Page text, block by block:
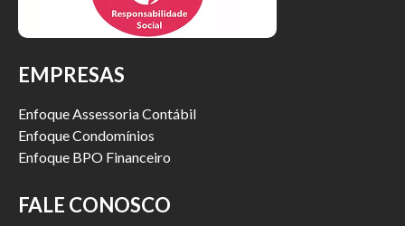
EMPRESAS
Enfoque Assessoria Contábil
Enfoque Condomínios
Enfoque BPO Financeiro
FALE CONOSCO